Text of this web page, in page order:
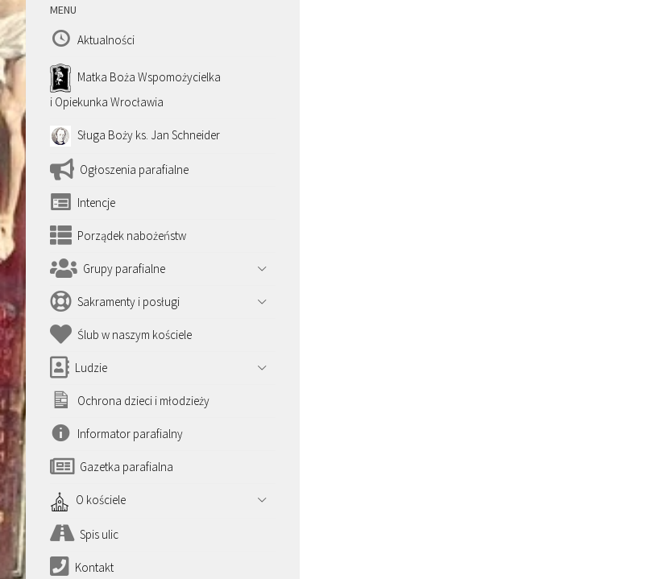
MENU
Aktualności
Matka Boża Wspomożycielka
i Opiekunka Wrocławia
Sługa Boży ks. Jan Schneider
Ogłoszenia parafialne
Intencje
Porządek nabożeństw
Grupy parafialne
Sakramenty i posługi
Ślub w naszym kościele
Ludzie
Ochrona dzieci i młodzieży
Informator parafialny
Gazetka parafialna
O kościele
Spis ulic
Kontakt